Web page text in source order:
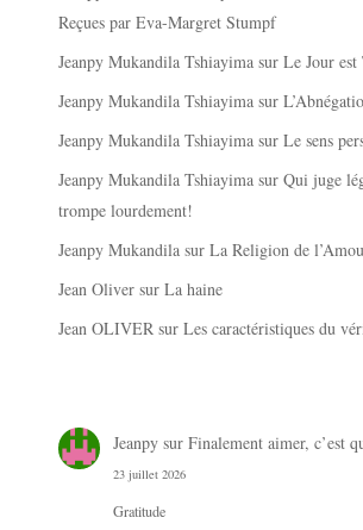
Reçues par Eva-Margret Stumpf
Jeanpy Mukandila Tshiayima surLe Jour
Jeanpy Mukandila Tshiayima sur
Jeanpy Mukandila Tshiayima surLe sens
Jeanpy Mukandila Tshiayima surQui juge
trompe lourdement!
Jeanpy Mukandila surLa Religion de
Jean Oliver surLa haine
Jean OLIVER surLes caractéristiques du
Jeanpysur Finalement aimer, c’est
23 juillet 2026
Gratitude